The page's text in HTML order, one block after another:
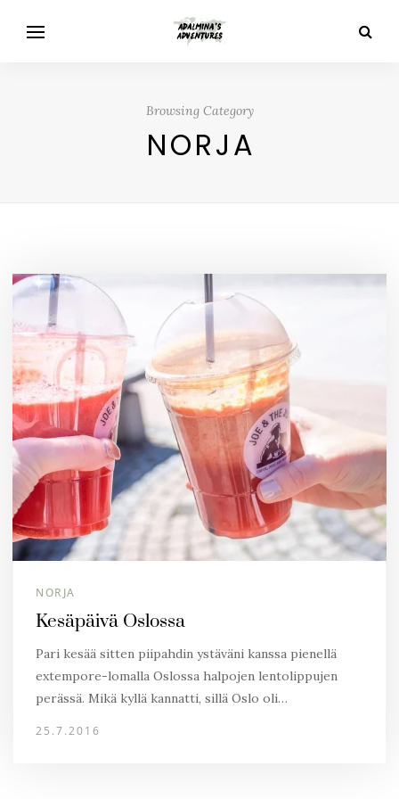
Browsing Category
NORJA
NORJA
Kesäpäivä Oslossa
Pari kesää sitten piipahdin ystäväni kanssa pienellä
extempore-lomalla Oslossa halpojen lentolippujen
perässä. Mikä kyllä kannatti, sillä Oslo oli…
25.7.2016